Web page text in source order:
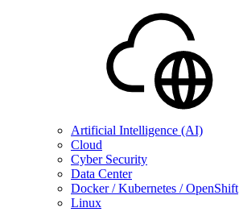
Artificial Intelligence (AI)
Cloud
Cyber Security
Data Center
Docker / Kubernetes / OpenShift
Linux